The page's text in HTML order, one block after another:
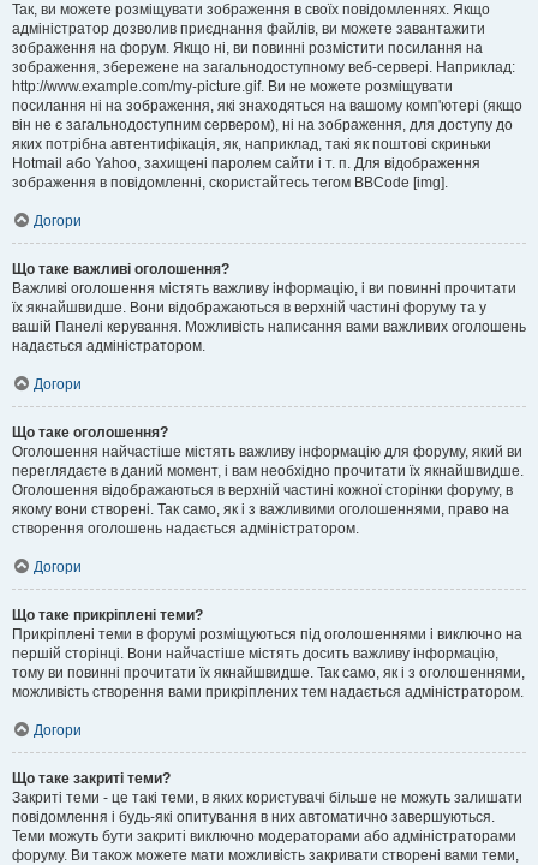
Так, ви можете розміщувати зображення в своїх повідомленнях. Якщо
адміністратор дозволив приєднання файлів, ви можете завантажити
зображення на форум. Якщо ні, ви повинні розмістити посилання на
зображення, збережене на загальнодоступному веб-сервері. Наприклад:
http://www.example.com/my-picture.gif. Ви не можете розміщувати
посилання ні на зображення, які знаходяться на вашому комп'ютері (якщо
він не є загальнодоступним сервером), ні на зображення, для доступу до
яких потрібна автентифікація, як, наприклад, такі як поштові скриньки
Hotmail або Yahoo, захищені паролем сайти і т. п. Для відображення
зображення в повідомленні, скористайтесь тегом BBCode [img].
Догори
Що таке важливі оголошення?
Важливі оголошення містять важливу інформацію, і ви повинні прочитати
їх якнайшвидше. Вони відображаються в верхній частині форуму та у
вашій Панелі керування. Можливість написання вами важливих оголошень
надається адміністратором.
Догори
Що таке оголошення?
Оголошення найчастіше містять важливу інформацію для форуму, який ви
переглядаєте в даний момент, і вам необхідно прочитати їх якнайшвидше.
Оголошення відображаються в верхній частині кожної сторінки форуму, в
якому вони створені. Так само, як і з важливими оголошеннями, право на
створення оголошень надається адміністратором.
Догори
Що таке прикріплені теми?
Прикріплені теми в форумі розміщуються під оголошеннями і виключно на
першій сторінці. Вони найчастіше містять досить важливу інформацію,
тому ви повинні прочитати їх якнайшвидше. Так само, як і з оголошеннями,
можливість створення вами прикріплених тем надається адміністратором.
Догори
Що таке закриті теми?
Закриті теми - це такі теми, в яких користувачі більше не можуть залишати
повідомлення і будь-які опитування в них автоматично завершуються.
Теми можуть бути закриті виключно модераторами або адміністраторами
форуму. Ви також можете мати можливість закривати створені вами теми,